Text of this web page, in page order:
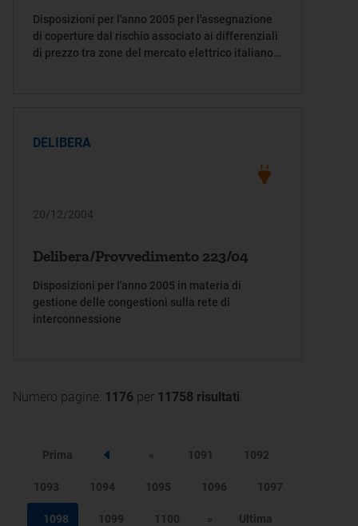
Disposizioni per l'anno 2005 per l'assegnazione
di coperture dal rischio associato ai differenziali
di prezzo tra zone del mercato elettrico italiano
DELIBERA
20/12/2004
Delibera/Provvedimento 223/04
Disposizioni per l'anno 2005 in materia di
gestione delle congestioni sulla rete di
interconnessione
Numero pagine: 1176 per 11758 risultati.
Prima
Step precedente
« 1091 1092
1093 1094 1095 1096 1097
1098 1099 1100 » Ultima